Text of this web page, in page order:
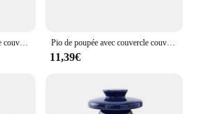
Pio de poupée avec couvercle couvert en émail, garde-manger avec plateau en bois de hêtre et couvercle en plastique pour le stockage hermétique de l'escalade de fromage
11,39€